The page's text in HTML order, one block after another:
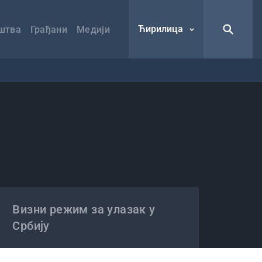
Грађани Медији Ћирилица
Визни режим за улазак у
Србију